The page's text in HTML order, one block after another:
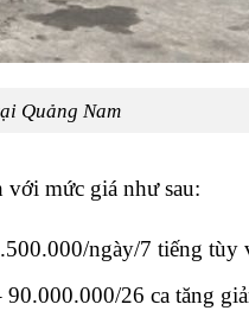
Quảng Nam
với mức giá như sau:
ngày/7 tiếng tùy
26 ca tăng